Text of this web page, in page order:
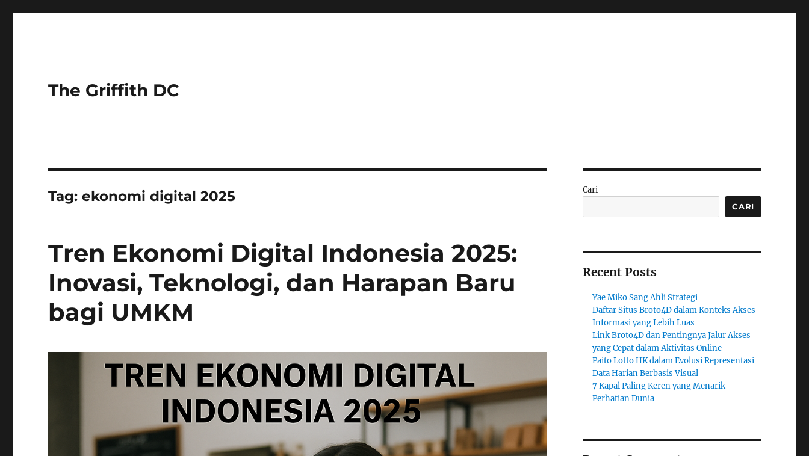
The Griffith DC
Tag:ekonomi digital 2025
Tren Ekonomi Digital Indonesia 2025:
Inovasi, Teknologi, dan Harapan Baru
bagi UMKM
Cari
CARI
Recent Posts
Yae Miko Sang Ahli Strategi
Daftar Situs Broto4D dalam Konteks Akses
Informasi yang Lebih Luas
Link Broto4D dan Pentingnya Jalur Akses
yang Cepat dalam Aktivitas Online
Paito Lotto HK dalam Evolusi Representasi
Data Harian Berbasis Visual
7 Kapal Paling Keren yang Menarik
Perhatian Dunia